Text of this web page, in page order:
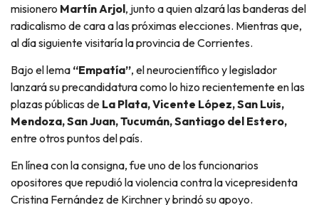
misionero Martín Arjol, junto a quien alzará las banderas del
radicalismo de cara a las próximas elecciones. Mientras que,
al día siguiente visitaría la provincia de Corrientes.
Bajo el lema “Empatía”, el neurocientífico y legislador
lanzará su precandidatura como lo hizo recientemente en las
plazas públicas de La Plata, Vicente López, San Luis,
Mendoza, San Juan, Tucumán, Santiago del Estero,
entre otros puntos del país.
En línea con la consigna, fue uno de los funcionarios
opositores que repudió la violencia contra la vicepresidenta
Cristina Fernández de Kirchner y brindó su apoyo.